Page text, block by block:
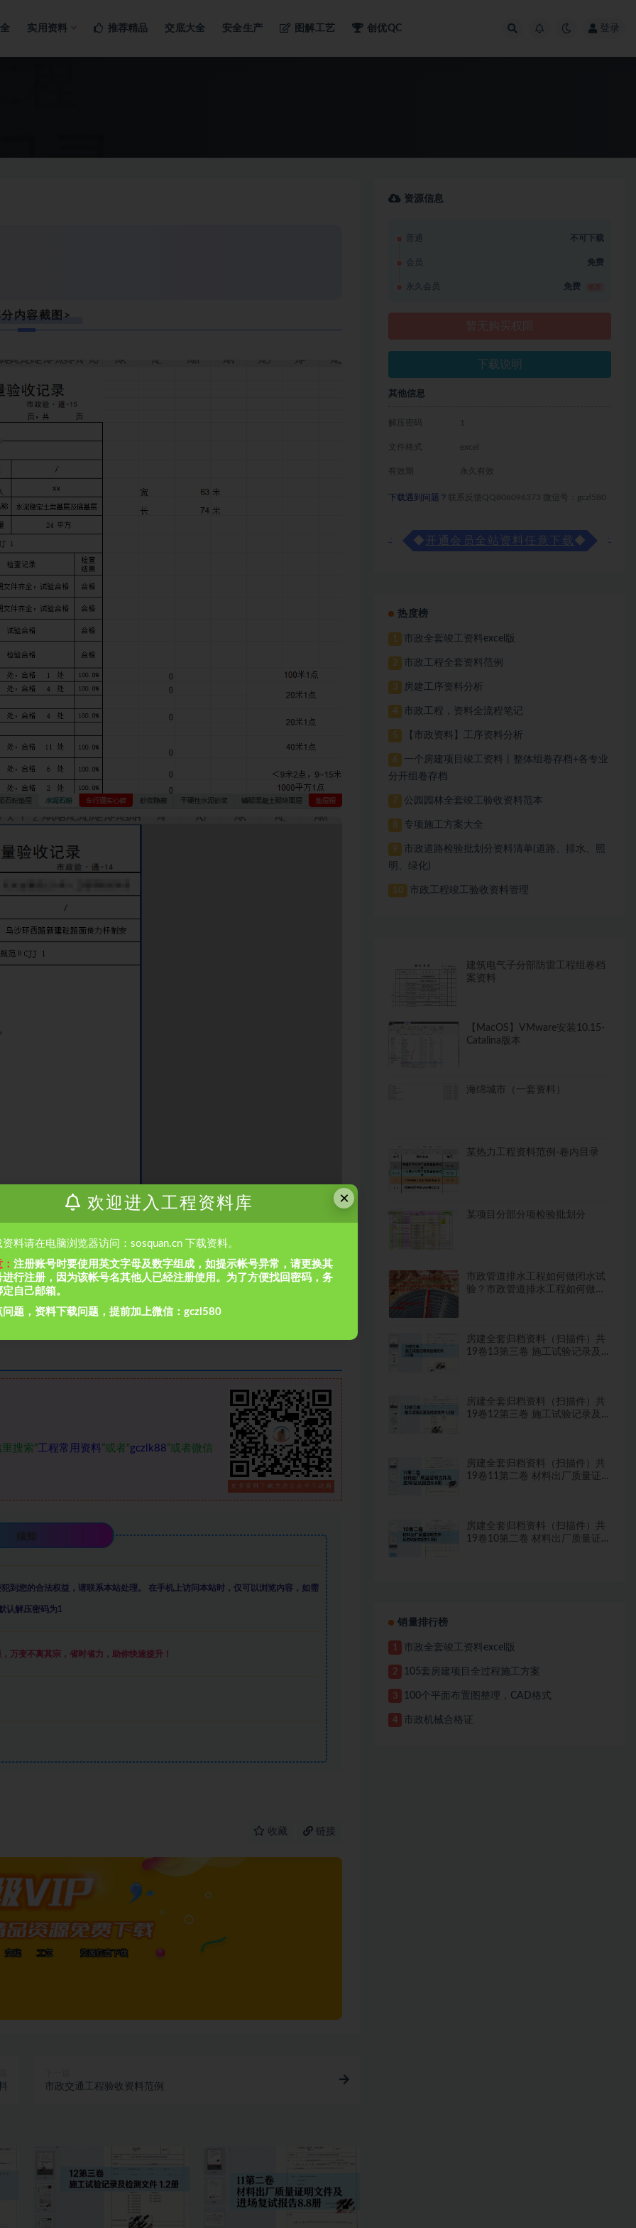
实用资料 推荐精品 交底大全 安全生产 图解工艺 创优QC 登录
内容截图>
搜索“工程常用资料”或者“gczlk88”或者微信
须知
到您的合法权益，请联系本站处理。 在手机上访问本站时，仅可以浏览内容，如需
认解压密码为1
万变不离其宗，省时省力，助你快速提升！
收藏 链接
市政交通工程验收资料范例
资源信息
普通 不可下载
会员 免费
永久会员 免费
下载说明
其他信息
解压密码 1
文件格式 excel
有效期 永久有效
下载遇到问题？ 联系反馈QQ806096373 微信号：gczl580
◆ 开通会员全站资料任意下载◆
热度榜
1 市政全套竣工资料excel版
2 市政工程全套资料范例
3 房建工序资料分析
4 市政工程，资料全流程笔记
5 【市政资料】工序资料分析
6
一个房建项目竣工资料丨整体组卷存档+各专业
分开组卷存档
7 公园园林全套竣工验收资料范本
8 专项施工方案大全
9
市政道路检验批划分资料清单(道路、排水、照
明、绿化)
10 市政工程竣工验收资料管理
建筑电气子分部防雷工程组卷档
案资料
【MacOS】VMware安装10.15-
Catalina版本
海绵城市（一套资料）
某热力工程资料范例-卷内目录
某项目分部分项检验批划分
市政管道排水工程如何做闭水试
验？市政管道排水工程如何做闭
房建全套归档资料（扫描件）共
19卷13第三卷 施工试验记录及
房建全套归档资料（扫描件）共
19卷12第三卷 施工试验记录及
房建全套归档资料（扫描件）共
19卷11第二卷 材料出厂质量证
房建全套归档资料（扫描件）共
19卷10第二卷 材料出厂质量证
销量排行榜
1 市政全套竣工资料excel版
2 105套房建项目全过程施工方案
3 100个平面布置图整理，CAD格式
4 市政机械合格证
×
欢迎进入工程资料库
资料请在电脑浏览器访问：sosquan.cn 下载资料。
注册账号时要使用英文字母及数字组成，如提示帐号异常，请更换其
进行注册，因为该帐号名其他人已经注册使用。为了方便找回密码，务
自己邮箱。
问题，资料下载问题，提前加上微信：gczl580